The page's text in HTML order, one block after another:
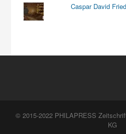
Caspar David
© 2015-2022 PHILAPRESS
KG